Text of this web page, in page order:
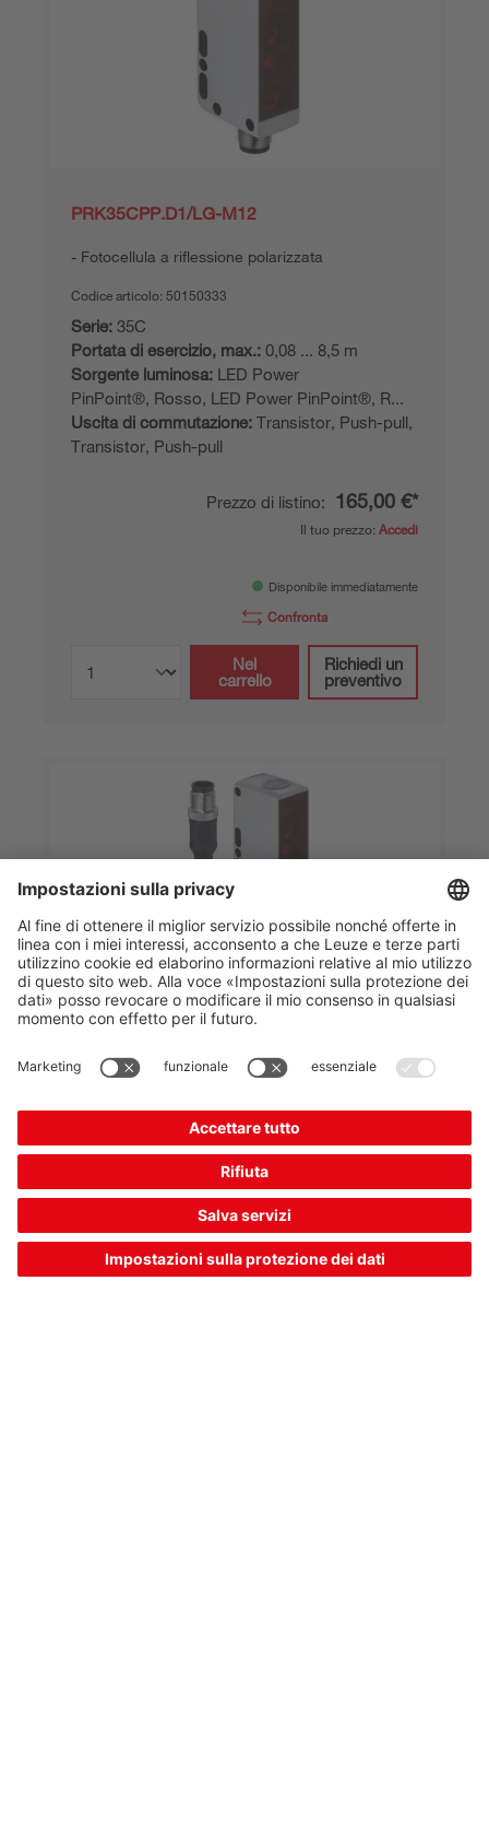
PRK35CPP.D1/LG-M12
Fotocellula a riflessione polarizzata
Codice articolo: 50150333
Serie: 35C
Portata di esercizio, max.: 0,08 ... 8,5 m
Sorgente luminosa: LED Power
PinPoint®, Rosso, LED Power PinPoint®, R...
Uscita di commutazione: Transistor, Push-pull,
Transistor, Push-pull
Prezzo di listino: 165,00 €*
Il tuo prezzo: Accedi
Disponibile immediatamente
Confronta
Nel
carrello
Richiedi un
preventivo
PRK35CPP.D/LG-200-M12
Fotocellula a riflessione polarizzata
Codice articolo:50150332
Serie:35C
Portata di esercizio, max.:0,08 ... 8,5 m
Sorgente luminosa:LED Power
PinPoint®, Rosso, LED Power PinPoint®, R...
Uscita di commutazione:Transistor, Push-pull,
Transistor, Push-pull